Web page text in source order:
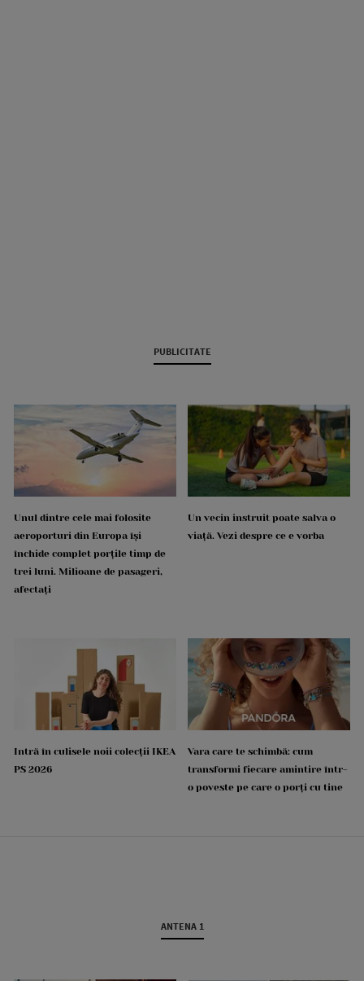
PUBLICITATE
Unul dintre cele mai folosite
aeroporturi din Europa își
închide complet porțile timp de
trei luni. Milioane de pasageri,
afectați
Un vecin instruit poate salva o
viață. Vezi despre ce e vorba
Intră în culisele noii colecții IKEA
PS 2026
Vara care te schimbă: cum
transformi fiecare amintire într-
o poveste pe care o porți cu tine
ANTENA 1